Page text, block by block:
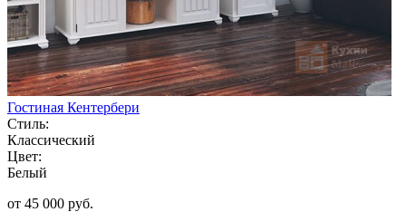
Гостиная Кентербери
Стиль:
Классический
Цвет:
Белый
от 45 000 руб.